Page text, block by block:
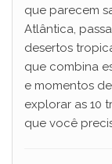
que parecem
Atlântica,
desertos
que combina
e momentos
explorar as 10
que você